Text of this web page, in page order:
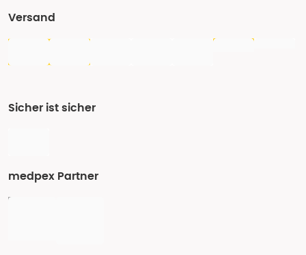
Versand
Sicher ist sicher
medpex Partner